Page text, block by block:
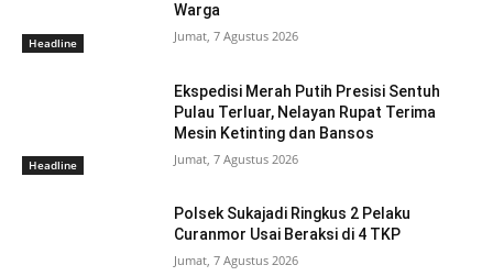
Headline
Warga
Jumat, 7 Agustus 2026
Headline
Ekspedisi Merah Putih Presisi Sentuh
Pulau Terluar, Nelayan Rupat Terima
Mesin Ketinting dan Bansos
Jumat, 7 Agustus 2026
Polsek Sukajadi Ringkus 2 Pelaku
Curanmor Usai Beraksi di 4 TKP
Jumat, 7 Agustus 2026